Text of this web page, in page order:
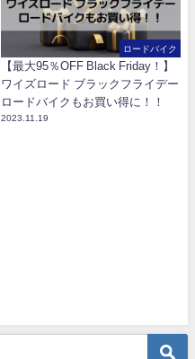
ロードバイク
【最大95％OFF Black Friday！】
ワイズロード ブラックフライデー
ロードバイクもお買い得に！！
2023.11.19